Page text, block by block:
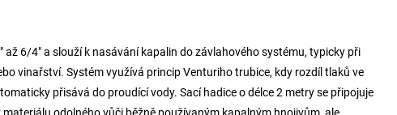
až 6/4" a slouží k nasávání kapalin do závlahového systému, typicky při
vinařství. Systém využívá princip Venturiho trubice, kdy rozdíl tlaků ve
přisává do proudící vody. Sací hadice o délce 2 metry se připojuje
odolného vůči běžně používaným kapalným hnojivům, ale